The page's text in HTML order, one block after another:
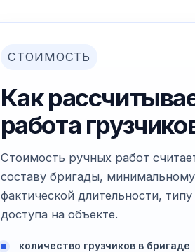
СТОИМОСТЬ
Как
работа
Стоимость ручных работ
составу бригады,
фактической длительности,
доступа на объекте.
количество грузчиков в бригаде